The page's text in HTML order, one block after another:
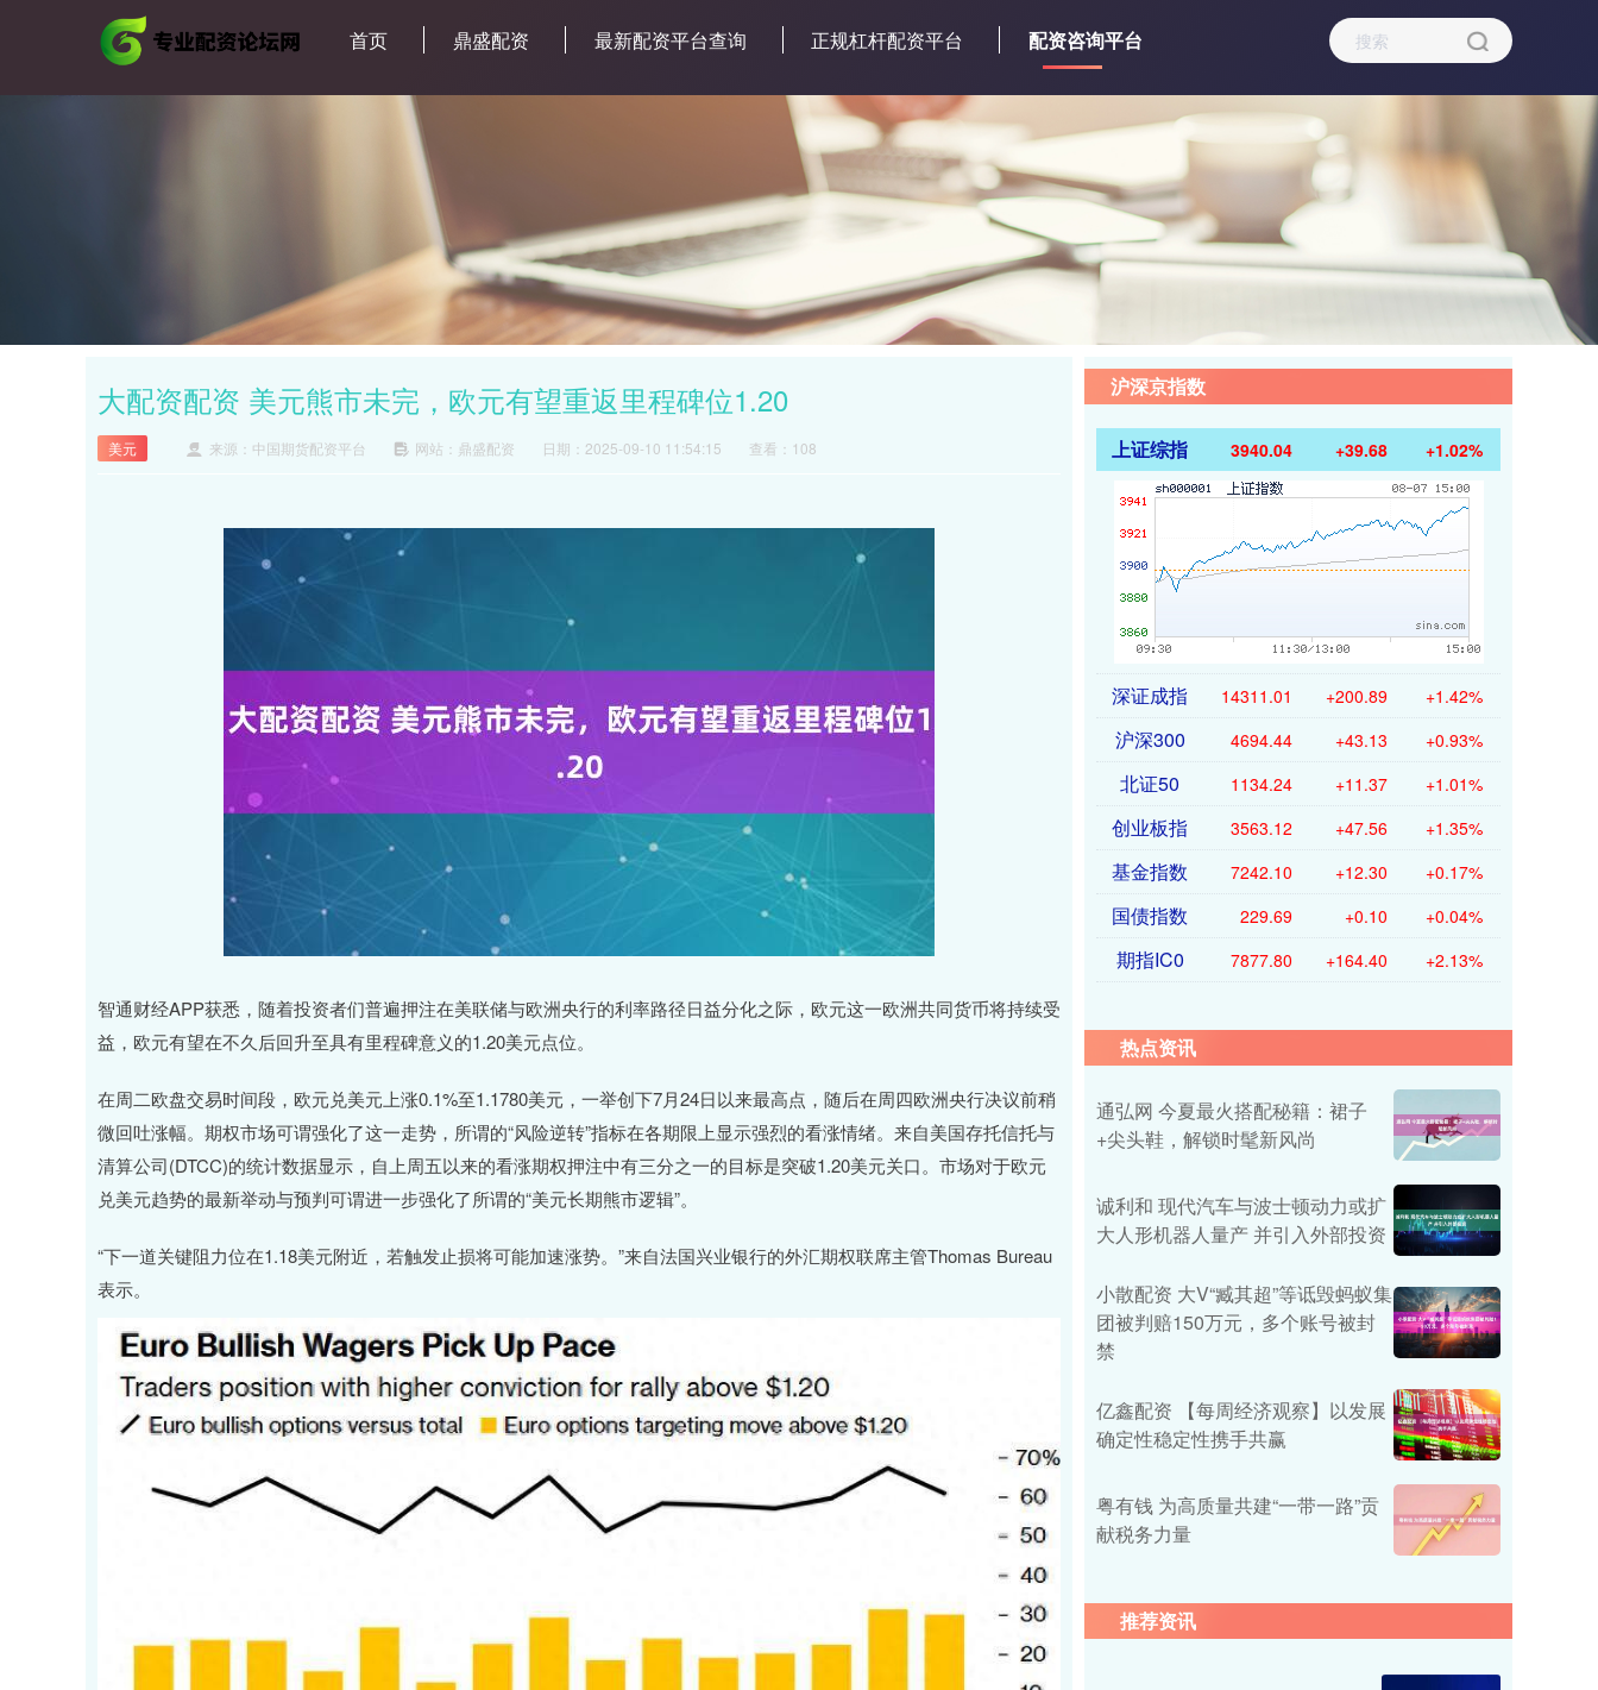
首页 鼎盛配资 最新配资平台查询 正规杠杆配资平台 配资咨询平台
大配资配资 美元熊市未完，欧元有望重返里程碑位1.20
美元 来源：中国期货配资平台 网站：鼎盛配资 日期：2025-09-10 11:54:15 查看：108
智通财经APP获悉，随着投资者们普遍押注在美联储与欧洲央行的利率路径日益分化之际，欧元这一欧洲共同货币将持续受
益，欧元有望在不久后回升至具有里程碑意义的1.20美元点位。
在周二欧盘交易时间段，欧元兑美元上涨0.1%至1.1780美元，一举创下7月24日以来最高点，随后在周四欧洲央行决议前稍
微回吐涨幅。期权市场可谓强化了这一走势，所谓的“风险逆转”指标在各期限上显示强烈的看涨情绪。来自美国存托信托与
清算公司(DTCC)的统计数据显示，自上周五以来的看涨期权押注中有三分之一的目标是突破1.20美元关口。市场对于欧元
兑美元趋势的最新举动与预判可谓进一步强化了所谓的“美元长期熊市逻辑”。
“下一道关键阻力位在1.18美元附近，若触发止损将可能加速涨势。”来自法国兴业银行的外汇期权联席主管Thomas Bureau
表示。
沪深京指数
上证综指 3940.04 +39.68 +1.02%
深证成指 14311.01 +200.89 +1.42%
沪深300 4694.44 +43.13 +0.93%
北证50 1134.24 +11.37 +1.01%
创业板指 3563.12 +47.56 +1.35%
基金指数 7242.10 +12.30 +0.17%
国债指数 229.69 +0.10 +0.04%
期指IC0 7877.80 +164.40 +2.13%
热点资讯
通弘网 今夏最火搭配秘籍：裙子
+尖头鞋，解锁时髦新风尚
诚利和 现代汽车与波士顿动力或扩
大人形机器人量产 并引入外部投资
小散配资 大V“臧其超”等诋毁蚂蚁集
团被判赔150万元，多个账号被封
禁
亿鑫配资 【每周经济观察】以发展
确定性稳定性携手共赢
粤有钱 为高质量共建“一带一路”贡
献税务力量
推荐资讯